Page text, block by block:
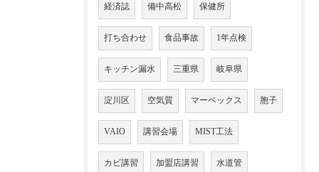
経済誌 備中高松 保健所
打ち合わせ 食品事故 1年点検
キッチン漏水 三重県 岐阜県
淀川区 空気質 マーベックス 胞子
VAIO 講習会場 MIST工法
カビ講習 加盟店講習 水道管